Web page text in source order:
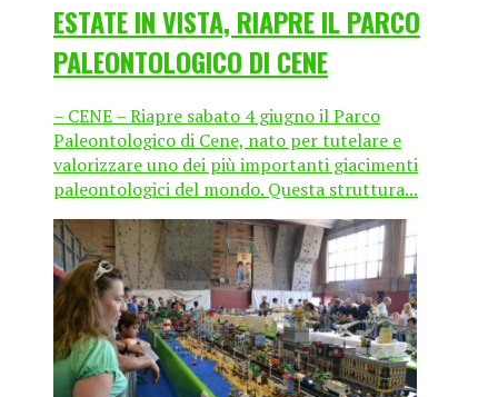
ESTATE IN VISTA, RIAPRE IL PARCO
PALEONTOLOGICO DI CENE
– CENE – Riapre sabato 4 giugno il Parco
Paleontologico di Cene, nato per tutelare e
valorizzare uno dei più importanti giacimenti
paleontologici del mondo. Questa struttura...